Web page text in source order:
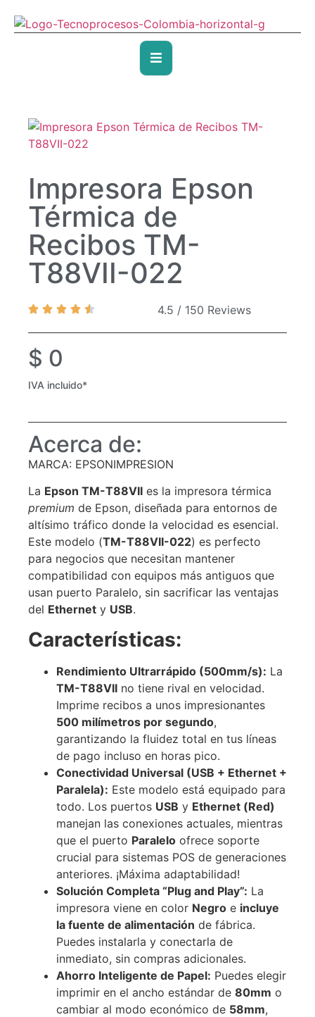
Impresora Epson
Térmica de
Recibos TM-
T88VII-022
4.5 / 150 Reviews
$ 0
IVA incluido*
Acerca de:
MARCA: EPSONIMPRESION
La Epson TM-T88VII es la impresora térmica
premium de Epson, diseñada para entornos de
altísimo tráfico donde la velocidad es esencial.
Este modelo (TM-T88VII-022) es perfecto
para negocios que necesitan mantener
compatibilidad con equipos más antiguos que
usan puerto Paralelo, sin sacrificar las ventajas
del Ethernet y USB.
Características:
Rendimiento Ultrarrápido (500mm/s): La
TM-T88VII no tiene rival en velocidad.
Imprime recibos a unos impresionantes
500 milímetros por segundo,
garantizando la fluidez total en tus líneas
de pago incluso en horas pico.
Conectividad Universal (USB + Ethernet +
Paralela): Este modelo está equipado para
todo. Los puertos USB y Ethernet (Red)
manejan las conexiones actuales, mientras
que el puerto Paralelo ofrece soporte
crucial para sistemas POS de generaciones
anteriores. ¡Máxima adaptabilidad!
Solución Completa “Plug and Play”: La
impresora viene en color Negro e incluye
la fuente de alimentación de fábrica.
Puedes instalarla y conectarla de
inmediato, sin compras adicionales.
Ahorro Inteligente de Papel: Puedes elegir
imprimir en el ancho estándar de 80mm o
cambiar al modo económico de 58mm,